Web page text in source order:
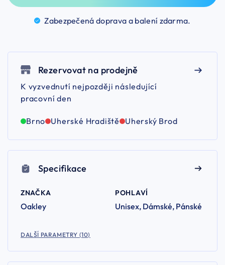
Zabezpečená doprava a balení zdarma.
Rezervovat na prodejně
K vyzvednutí nejpozději následující
pracovní den
Brno Uherské Hradiště Uherský Brod
Specifikace
ZNAČKA
Oakley
POHLAVÍ
Unisex, Dámské, Pánské
DALŠÍ PARAMETRY (10)